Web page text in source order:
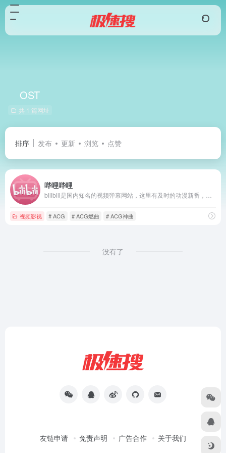
OST
共 1 篇网址
排序 发布 更新 浏览 点赞
哔哩哔哩
视频影视 # ACG # ACG燃曲 # ACG神曲
没有了
友链申请 免责声明 广告合作 关于我们